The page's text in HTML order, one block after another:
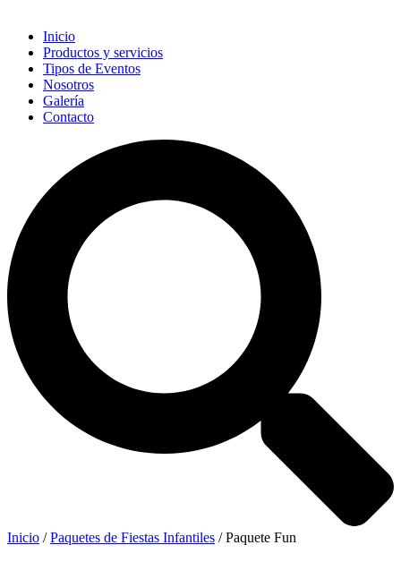
Inicio
Productos y servicios
Tipos de Eventos
Nosotros
Galería
Contacto
Inicio /Paquetes de Fiestas Infantiles / Paquete Fun